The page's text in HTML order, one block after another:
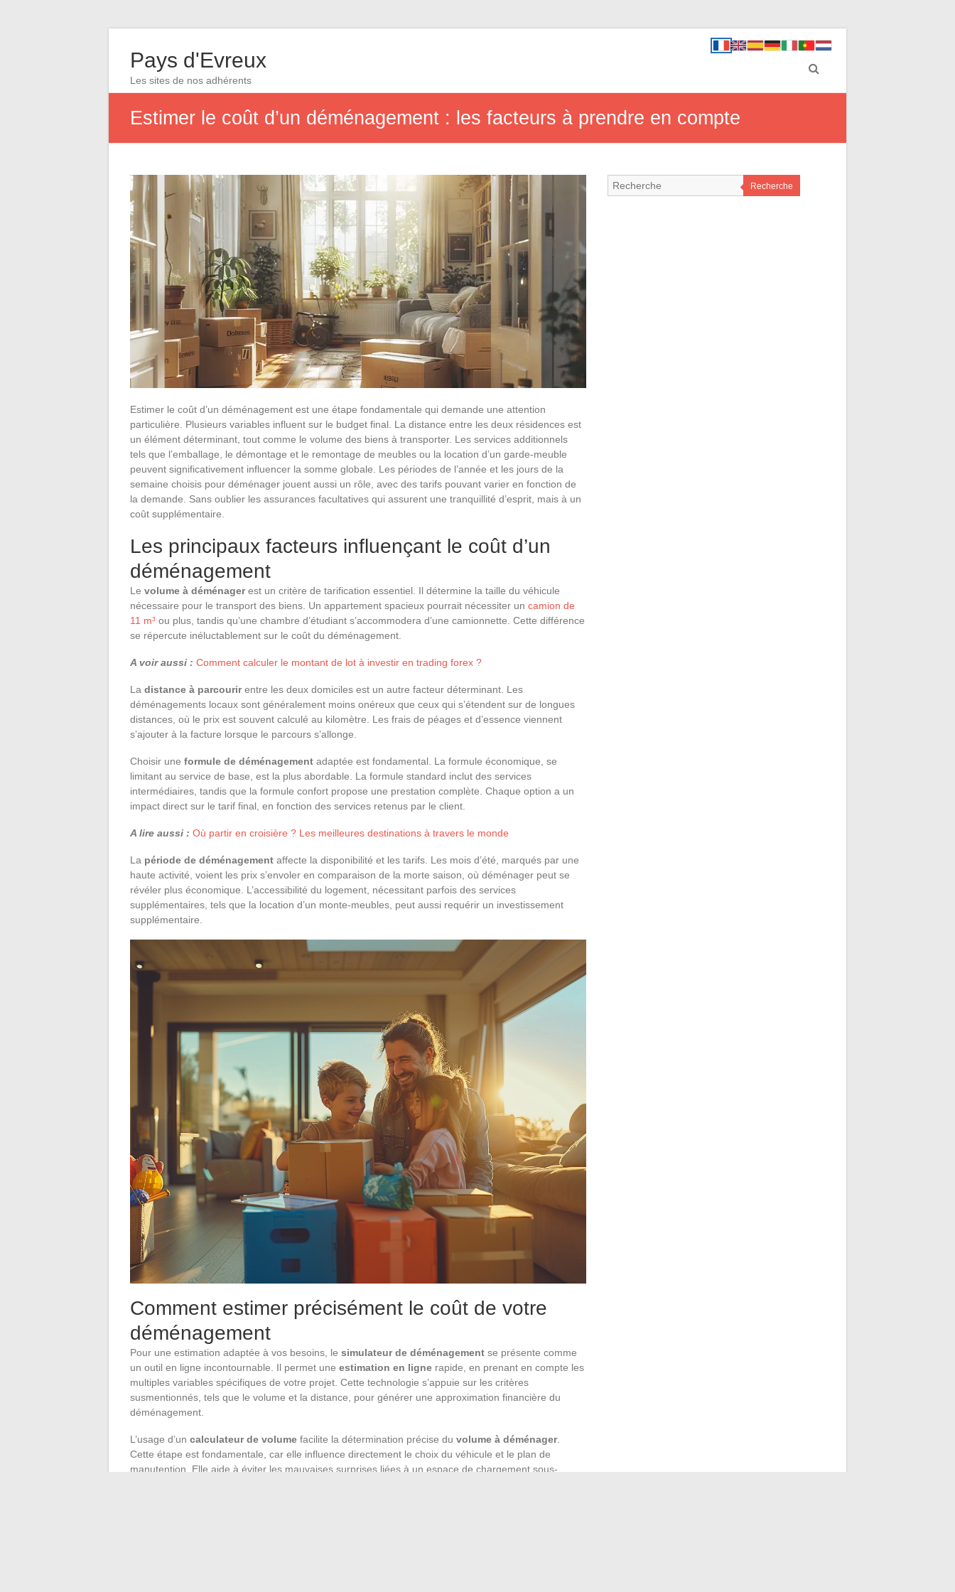
Pays d'Evreux
Les sites de nos adhérents
Estimer le coût d’un déménagement : les facteurs à prendre en compte
Estimer le coût d’un déménagement est une étape fondamentale qui demande une attention
particulière. Plusieurs variables influent sur le budget final. La distance entre les deux résidences est
un élément déterminant, tout comme le volume des biens à transporter. Les services additionnels
tels que l’emballage, le démontage et le remontage de meubles ou la location d’un garde-meuble
peuvent significativement influencer la somme globale. Les périodes de l’année et les jours de la
semaine choisis pour déménager jouent aussi un rôle, avec des tarifs pouvant varier en fonction de
la demande. Sans oublier les assurances facultatives qui assurent une tranquillité d’esprit, mais à un
coût supplémentaire.
Les principaux facteurs influençant le coût d’un
déménagement
Le volume à déménagerest un critère de tarification essentiel. Il détermine la taille du véhicule
nécessaire pour le transport des biens. Un appartement spacieux pourrait nécessiter un camion de
11 m³ ou plus, tandis qu’une chambre d’étudiant s’accommodera d’une camionnette. Cette différence
se répercute inéluctablement sur le coût du déménagement.
A voir aussi : Comment calculer le montant de lot à investir en trading forex ?
La distance à parcourirentre les deux domiciles est un autre facteur déterminant. Les
déménagements locaux sont généralement moins onéreux que ceux qui s’étendent sur de longues
distances, où le prix est souvent calculé au kilomètre. Les frais de péages et d’essence viennent
s’ajouter à la facture lorsque le parcours s’allonge.
Choisir une formule de déménagement adaptée est fondamental. La formule économique, se
limitant au service de base, est la plus abordable. La formule standard inclut des services
intermédiaires, tandis que la formule confort propose une prestation complète. Chaque option a un
impact direct sur le tarif final, en fonction des services retenus par le client.
A lire aussi : Où partir en croisière ? Les meilleures destinations à travers le monde
La période de déménagement affecte la disponibilité et les tarifs. Les mois d’été, marqués par une
haute activité, voient les prix s’envoler en comparaison de la morte saison, où déménager peut se
révéler plus économique. L’accessibilité du logement, nécessitant parfois des services
supplémentaires, tels que la location d’un monte-meubles, peut aussi requérir un investissement
supplémentaire.
Comment estimer précisément le coût de votre
déménagement
Pour une estimation adaptée à vos besoins, le simulateur de déménagement se présente comme
un outil en ligne incontournable. Il permet une estimation en ligne rapide, en prenant en compte les
multiples variables spécifiques de votre projet. Cette technologie s’appuie sur les critères
susmentionnés, tels que le volume et la distance, pour générer une approximation financière du
déménagement.
L’usage d’un calculateur de volume facilite la détermination précise du volume à déménager.
Cette étape est fondamentale, car elle influence directement le choix du véhicule et le plan de
manutention. Elle aide à éviter les mauvaises surprises liées à un espace de chargement sous-
Recherche